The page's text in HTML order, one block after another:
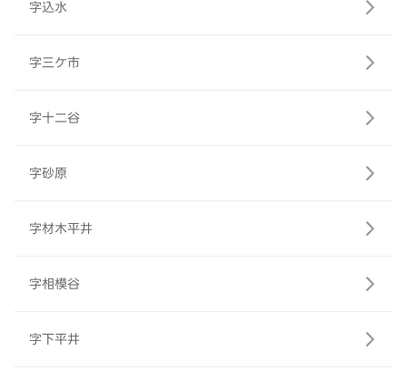
字込水
字三ケ市
字十二谷
字砂原
字材木平井
字相模谷
字下平井